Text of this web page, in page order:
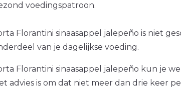
voedingspatroon.
Florantini sinaasappel jalepeño is niet
van je dagelijkse voeding.
Florantini sinaasappel jalepeño kun je
advies is om dat niet meer dan drie keer